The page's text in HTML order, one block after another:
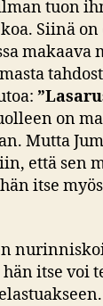
tuon
Siinä
makaava
on
Mutta
että sen
itse
itse voi